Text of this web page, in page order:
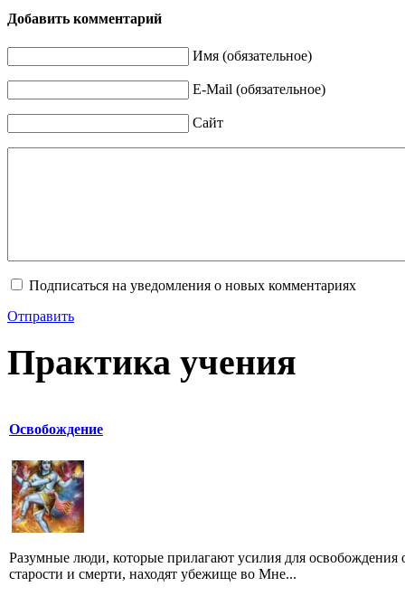
Добавить комментарий
Имя (обязательное)
E-Mail (обязательное)
Сайт
Подписаться на уведомления о новых комментариях
Отправить
Практика учения
Освобождение
Разумные люди, которые прилагают усилия для освобождения
старости и смерти, находят убежище во Мне...